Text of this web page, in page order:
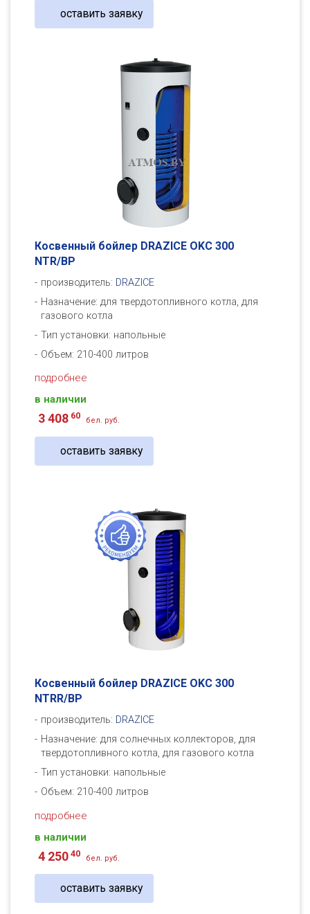
оставить заявку
Косвенный бойлер DRAZICE OKC 300
NTR/BP
производитель: DRAZICE
Назначение: для твердотопливного котла, для
газового котла
Тип установки: напольные
Объем: 210-400 литров
подробнее
в наличии
3 408 60 бел. руб.
оставить заявку
Косвенный бойлер DRAZICE OKC 300
NTRR/BP
производитель: DRAZICE
Назначение: для солнечных коллекторов, для
твердотопливного котла, для газового котла
Тип установки: напольные
Объем: 210-400 литров
подробнее
в наличии
4 250 40 бел. руб.
оставить заявку